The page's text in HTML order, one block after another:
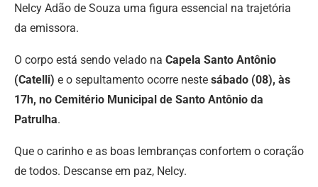
Nelcy Adão de Souza uma figura essencial na trajetória
da emissora.
O corpo está sendo velado na Capela Santo Antônio
(Catelli) e o sepultamento ocorre neste sábado (08), às
17h, no Cemitério Municipal de Santo Antônio da
Patrulha.
Que o carinho e as boas lembranças confortem o coração
de todos. Descanse em paz, Nelcy.